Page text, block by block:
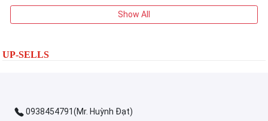
Show All
UP-SELLS
0938454791(Mr. Huỳnh Đạt)